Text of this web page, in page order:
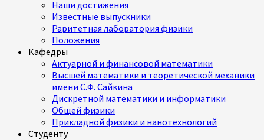
Наши достижения
Известные выпускники
Раритетная лаборатория физики
Положения
Кафедры
Актуарной и финансовой математики
Высшей математики и теоретической механики
имени С.Ф. Сайкина
Дискретной математики и информатики
Общей физики
Прикладной физики и нанотехнологий
Студенту